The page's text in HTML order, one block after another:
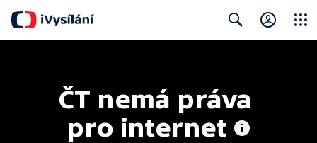
ČT nemá práva
pro internet